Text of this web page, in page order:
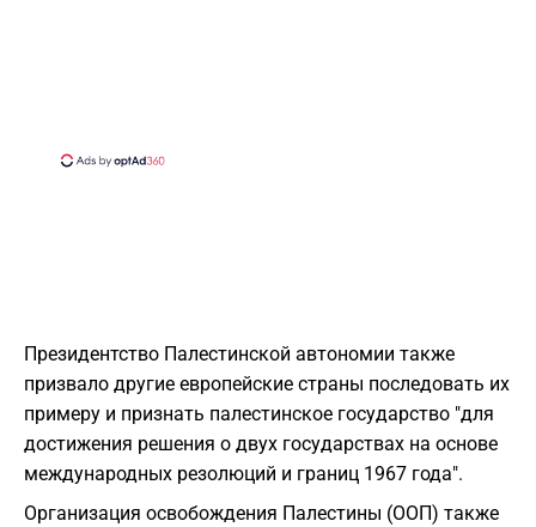
Президентство Палестинской автономии также
призвало другие европейские страны последовать их
примеру и признать палестинское государство "для
достижения решения о двух государствах на основе
международных резолюций и границ 1967 года".
Организация освобождения Палестины (ООП) также